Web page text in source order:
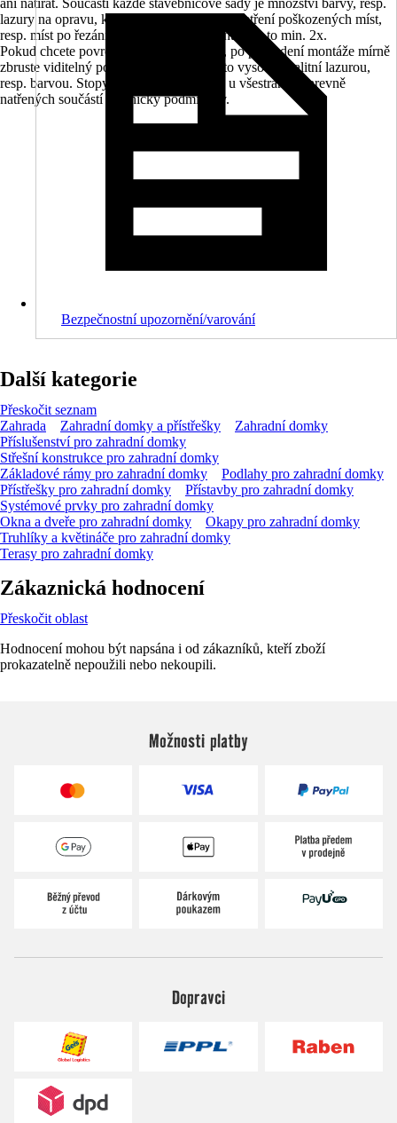
ani natírat. Součástí každé stavebnicové sady je množství barvy, resp.
lazury na opravu, kterou můžete použít k přetření poškozených míst,
resp. míst po řezání a šroubování při montáži, a to min. 2x.
Pokud chcete povrch dále zdokonalovat, po provedení montáže mírně
zbruste viditelný povrch a natřete jej touto vysoce kvalitní lazurou,
resp. barvou. Stopy po usazeninách jsou u všestranně barevně
natřených součástí technicky podmíněny.
Bezpečnostní upozornění/varování
Další kategorie
Přeskočit seznam
Zahrada
Zahradní domky a přístřešky
Zahradní domky
Příslušenství pro zahradní domky
Střešní konstrukce pro zahradní domky
Základové rámy pro zahradní domky
Podlahy pro zahradní domky
Přístřešky pro zahradní domky
Přístavby pro zahradní domky
Systémové prvky pro zahradní domky
Okna a dveře pro zahradní domky
Okapy pro zahradní domky
Truhlíky a květináče pro zahradní domky
Terasy pro zahradní domky
Zákaznická hodnocení
Přeskočit oblast
Hodnocení mohou být napsána i od zákazníků, kteří zboží
prokazatelně nepoužili nebo nekoupili.
Možnosti platby
Dopravci